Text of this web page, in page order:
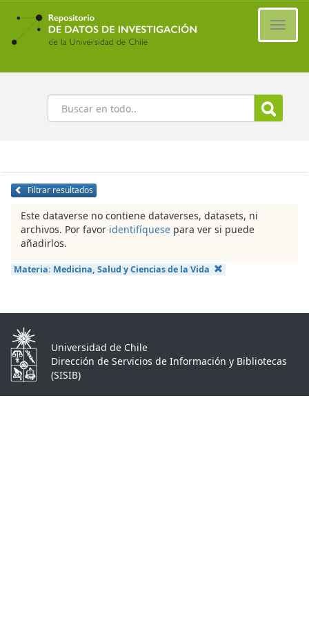
Ir
contenido
principal
Buscar
Filtrar resultados
Este dataverse no contiene dataverses, datasets, ni
archivos. Por favor identifíquese para ver si puede
añadirlos.
Materia: Medicina, Salud y Ciencias de la Vida
Universidad de Chile
Dirección de Servicios de Información y Bibliotecas
(SISIB)